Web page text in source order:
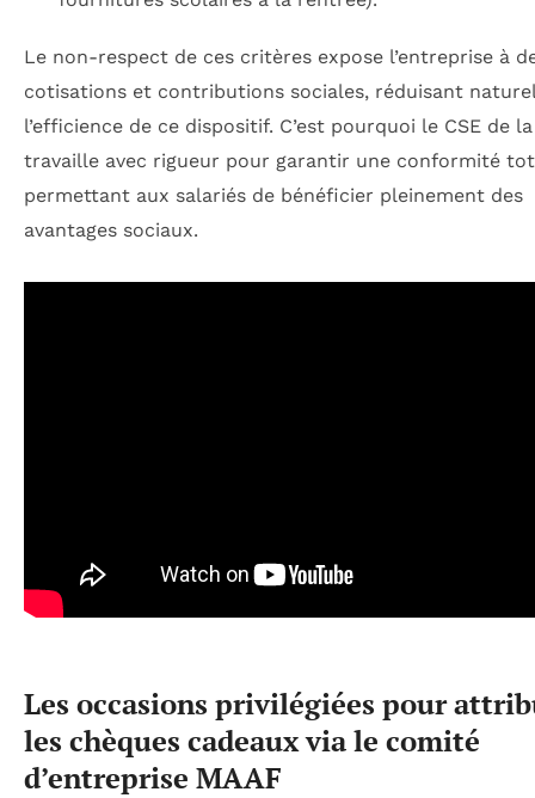
Le non-respect de ces critères expose l’entreprise à
cotisations et contributions sociales, réduisant
l’efficience de ce dispositif. C’est pourquoi le CSE de
travaille avec rigueur pour garantir une conformité
permettant aux salariés de bénéficier pleinement des
avantages sociaux.
Les occasions privilégiées pour
les chèques cadeaux via le comité
d’entreprise MAAF